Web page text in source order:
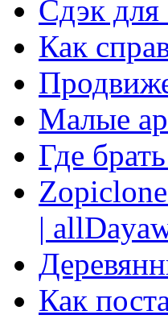
Сдэк для
Как
Малые
Где
|
Как